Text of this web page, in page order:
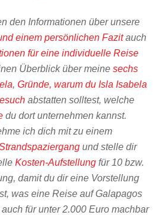
den Informationen über unsere
einem persönlichen Fazitauch
für eine individuelle Reise
Überblick über meine sechs
, Gründe, warum du Isla Isabela
abstatten solltest, welche
du dort unternehmen kannst.
ich dich mit zu einem
und stelle dir
Kosten-Aufstellung für 10 bzw.
damit du dir eine Vorstellung
was eine Reise auf Galapagos
für unter 2.000 Euro machbar